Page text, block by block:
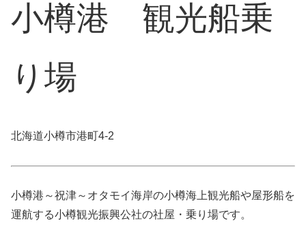
小樽港 観光船乗
り場
北海道小樽市港町4-2
小樽港～祝津～オタモイ海岸の小樽海上観光船や屋形船を
運航する小樽観光振興公社の社屋・乗り場です。